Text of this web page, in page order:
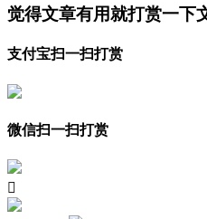
觉得文章有用就打赏一下
支付宝扫一扫打赏
微信扫一扫打赏
